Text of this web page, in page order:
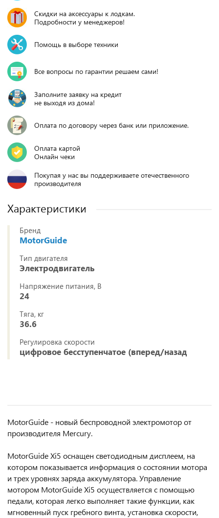
Скидки на аксессуары к лодкам.
Подробности у менеджеров!
Помощь в выборе техники
Все вопросы по гарантии решаем сами!
Заполните заявку на кредит
не выходя из дома!
Оплата по договору через банк или приложение.
Оплата картой
Онлайн чеки
Покупая у нас вы поддерживаете отечественного
производителя
Характеристики
Бренд
MotorGuide
Тип двигателя
Электродвигатель
Напряжение питания, В
24
Тяга, кг
36.6
Регулировка скорости
цифровое бесступенчатое (вперед/назад
MotorGuide - новый беспроводной электромотор от
производителя Mercury.
MotorGuide Xi5 оснащен светодиодным дисплеем, на
котором показывается информация о состоянии мотора
и трех уровнях заряда аккумулятора. Управление
мотором MotorGuide Xi5 осуществляется с помощью
педали, которая легко выполняет такие функции, как
мгновенный пуск гребного винта, установка скорости,